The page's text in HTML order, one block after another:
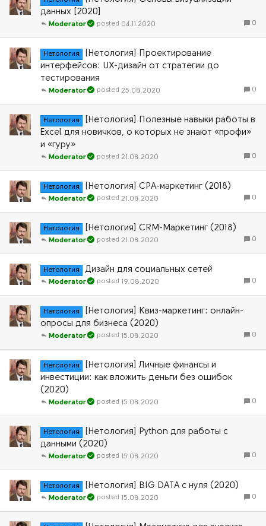
данных [2020]
0
04.11.2020
Moderator
Нетология
[Нетология] Проектирование
интерфейсов: UX-дизайн от стратегии до
тестирования
0
25.08.2020
Moderator
Нетология
[Нетология] Полезные навыки работы в
Excel для новичков, о которых не знают «профи»
и «гуру»
0
21.08.2020
Moderator
Нетология [Нетология] CPA-маркетинг (2018)
0
21.08.2020
Moderator
Нетология [Нетология] CRM-Маркетинг (2018)
0
21.08.2020
Moderator
Нетология Дизайн для социальных сетей
0
19.08.2020
Moderator
Нетология
[Нетология] Квиз-маркетинг: онлайн-
опросы для бизнеса (2020)
0
15.08.2020
Moderator
Нетология
[Нетология] Личные финансы и
инвестиции: как вложить деньги без ошибок
(2020)
0
15.08.2020
Moderator
Нетология
[Нетология] Python для работы с
данными (2020)
0
15.08.2020
Moderator
Нетология [Нетология] BIG DATA с нуля (2020)
0
15.08.2020
Moderator